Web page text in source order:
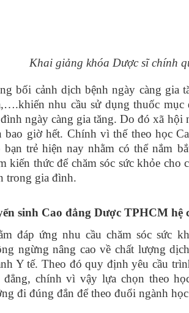
Khai giảng khóa Dược sĩ chính
bối cảnh dịch bệnh ngày càng gia
nhu cầu sử dụng thuốc mục
ngày càng gia tăng. Do đó xã hội
bao giờ hết. Chính vì thế theo học
bạn trẻ hiện nay nhằm có thể nắm
kiến thức để chăm sóc sức khỏe
trong gia đình.
sinh Cao đẳng Dược TPHCM
đáp ứng nhu cầu chăm sóc sức
ngừng nâng cao về chất lượng
Y tế. Theo đó quy định yêu cầu
đẳng, chính vì vậy lựa chọn theo
đi đúng đắn để theo đuổi ngành